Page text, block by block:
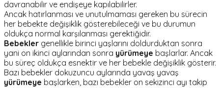
davranabilir ve endişeye kapılabilirler.
Ancak hatırlanması ve unutulmaması gereken bu sürecin
her bebekte değişiklik gösterebileceği ve bu durumun
oldukça normal karşılanması gerektiğidir.
Bebekler genellikle birinci yaşlarını doldurduktan sonra
yani on ikinci aylarından sonra yürümeye başlarlar. Ancak
bu süreç oldukça esnektir ve her bebekle değişiklik gösterir.
Bazı bebekler dokuzuncu aylarında yavaş yavaş
yürümeye başlarken, bazı bebekler on sekizinci ayı takip